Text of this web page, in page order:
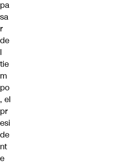
pa
sa
r
de
l
tie
m
po
, el
pr
esi
de
nt
e